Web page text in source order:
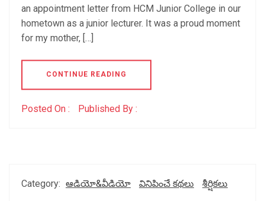
an appointment letter from HCM Junior College in our
hometown as a junior lecturer. It was a proud moment
for my mother, […]
CONTINUE READING
Posted On : Published By :
Category: ఆడియో&వీడియో వినిపించే కథలు శీర్షికలు